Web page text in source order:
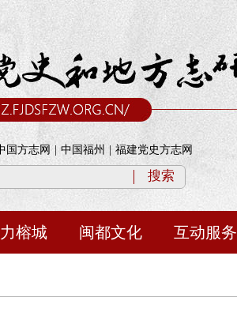
国方志网 中国福州 福建党史方志网
搜索
榕城 闽都文化 互动服务